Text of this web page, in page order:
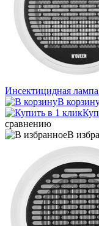
Инсектицидная
В
сравнению
В